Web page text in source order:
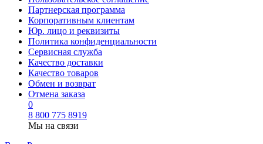
Партнерская программа
Корпоративным клиентам
Юр. лицо и реквизиты
Политика конфиденциальности
Сервисная служба
Качество доставки
Качество товаров
Обмен и возврат
Отмена заказа
0
8 800 775 8919
Мы на связи